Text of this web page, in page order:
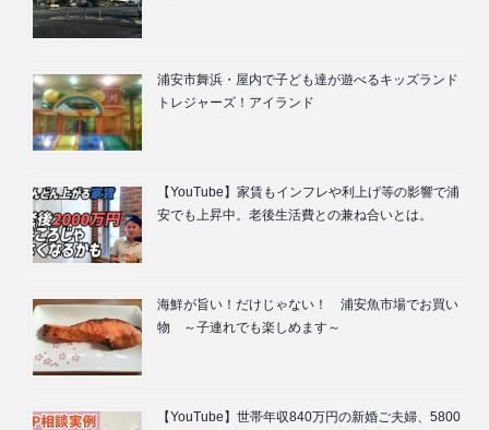
浦安市舞浜・屋内で子ども達が遊べるキッズランド
トレジャーズ！アイランド
【YouTube】家賃もインフレや利上げ等の影響で浦
安でも上昇中。老後生活費との兼ね合いとは。
海鮮が旨い！だけじゃない！ 浦安魚市場でお買い
物 ～子連れでも楽しめます～
【YouTube】世帯年収840万円の新婚ご夫婦、5800